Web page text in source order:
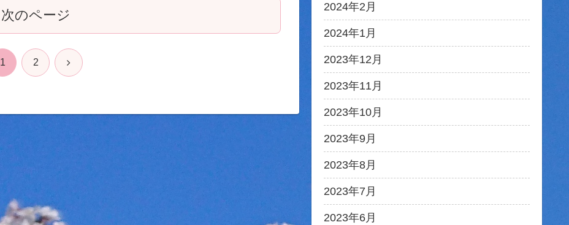
次のページ
1 2 次
2024年2月
2024年1月
2023年12月
2023年11月
2023年10月
2023年9月
2023年8月
2023年7月
2023年6月